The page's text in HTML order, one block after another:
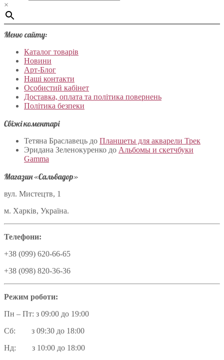
×
Меню сайту:
Каталог товарів
Новини
Арт-Блог
Наші контакти
Особистий кабінет
Доставка, оплата та політика повернень
Політика безпеки
Свіжі коментарі
Тетяна Браславець до Планшеты для акварели Трек
Эридана Зеленокуренко до Альбомы и скетчбуки
Gamma
Магазин «Сальвадор»
вул. Мистецтв, 1
м. Харків, Україна.
Телефони:
+38 (099) 620-66-65
+38 (098) 820-36-36
Режим роботи:
Пн – Пт: з 09:00 до 19:00
Сб: з 09:30 до 18:00
Нд: з 10:00 до 18:00